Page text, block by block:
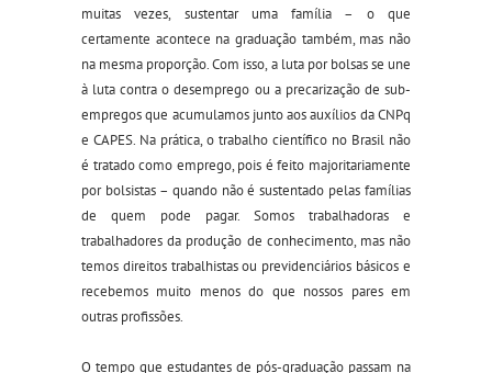
muitas vezes, sustentar uma família – o que
certamente acontece na graduação também, mas não
na mesma proporção. Com isso, a luta por bolsas se une
à luta contra o desemprego ou a precarização de sub-
empregos que acumulamos junto aos auxílios da CNPq
e CAPES. Na prática, o trabalho científico no Brasil não
é tratado como emprego, pois é feito majoritariamente
por bolsistas – quando não é sustentado pelas famílias
de quem pode pagar. Somos trabalhadoras e
trabalhadores da produção de conhecimento, mas não
temos direitos trabalhistas ou previdenciários básicos e
recebemos muito menos do que nossos pares em
outras profissões.
O tempo que estudantes de pós-graduação passam na